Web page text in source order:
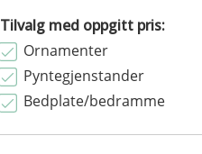
Tilvalg med oppgitt pris:
Ornamenter
Pyntegjenstander
Bedplate/bedramme